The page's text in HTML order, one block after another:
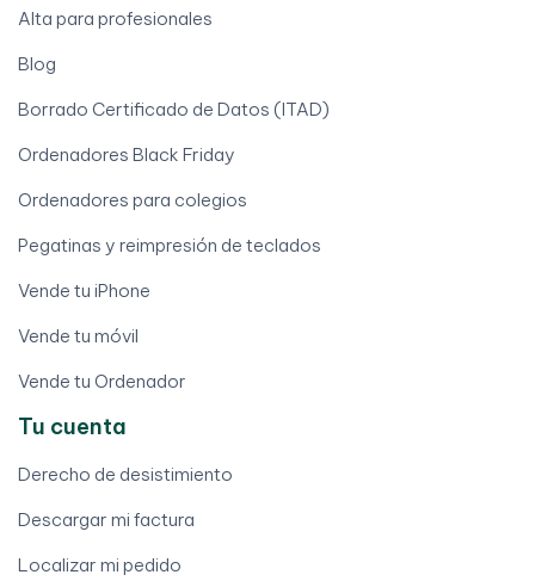
Alta para profesionales
Blog
Borrado Certificado de Datos (ITAD)
Ordenadores Black Friday
Ordenadores para colegios
Pegatinas y reimpresión de teclados
Vende tu iPhone
Vende tu móvil
Vende tu Ordenador
Tu cuenta
Derecho de desistimiento
Descargar mi factura
Localizar mi pedido